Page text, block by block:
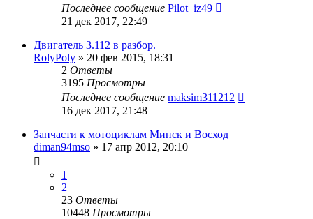
Последнее сообщение Pilot_iz49
21 дек 2017, 22:49
Двигатель 3.112 в разбор.
RolyPoly » 20 фев 2015, 18:31
2 Ответы
3195 Просмотры
Последнее сообщение maksim311212
16 дек 2017, 21:48
Запчасти к мотоциклам Минск и Восход
diman94mso » 17 апр 2012, 20:10
1
2
23 Ответы
10448 Просмотры